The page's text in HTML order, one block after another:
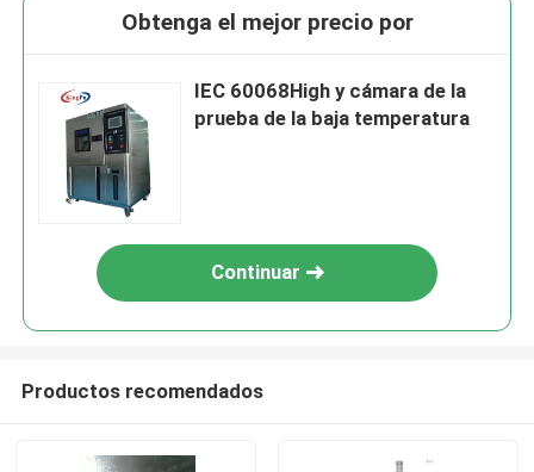
Obtenga el mejor precio por
IEC 60068High y cámara de la
prueba de la baja temperatura
Continuar
Productos recomendados